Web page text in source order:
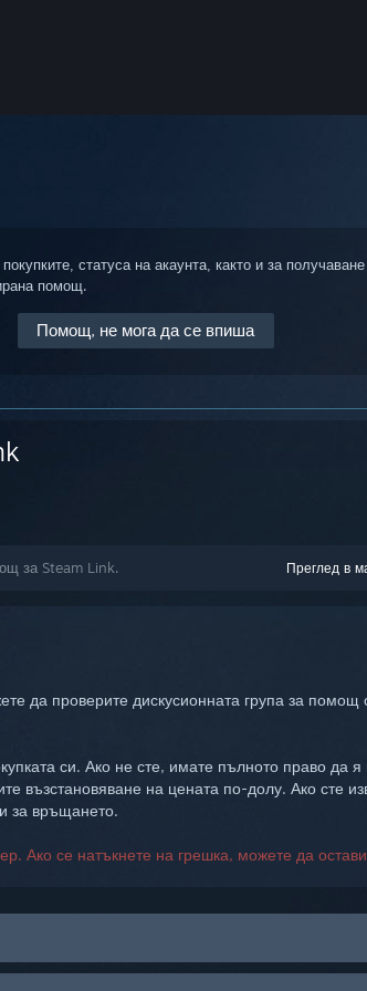
статуса на акаунта, както и за получаване
помощ.
Помощ, не мога да се впиша
Преглед в
за Steam Link.
да проверите дискусионната група за помощ
си. Ако не сте, имате пълното право да
възстановяване на цената по-долу. Ако сте
за връщането.
Ако се натъкнете на грешка, можете да